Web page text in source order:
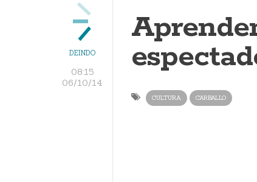
DEINDO
08:15
06/10/14
CULTURA CARBALLO